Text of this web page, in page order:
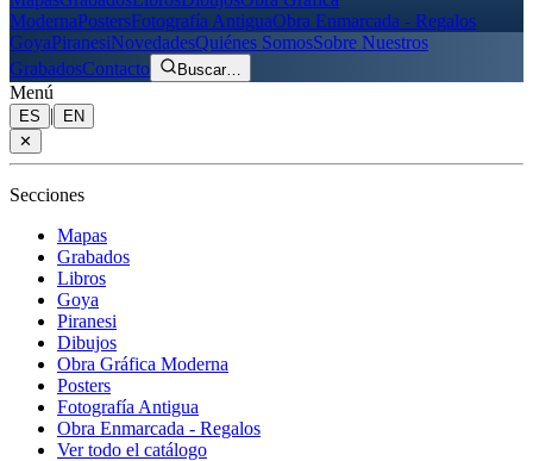
ModernaPostersFotografía AntiguaObra Enmarcada - Regalos
GoyaPiranesiNovedadesQuiénes SomosSobre Nuestros
GrabadosContacto Buscar…
Menú
ES |
EN
✕
Secciones
Mapas
Grabados
Libros
Goya
Piranesi
Dibujos
Obra Gráfica Moderna
Posters
Fotografía Antigua
Obra Enmarcada - Regalos
Ver todo el catálogo